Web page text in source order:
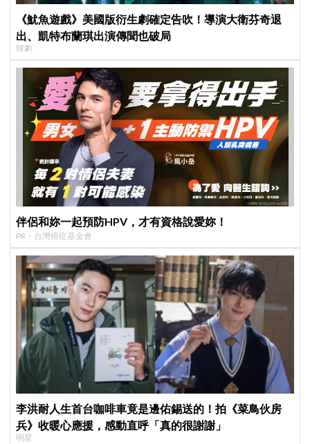
《魷魚遊戲》美國版衍生劇確定告吹！導演大衛芬奇退
出、凱特布蘭琪出演傳聞也破局
韓劇
伴侶和妳一起預防HPV，才有資格說愛妳！
PR・台灣癌症基金會
李洪耐人生首台咖啡車竟是邊佑錫送的！拍《菜鳥伙房
兵》收暖心應援，感動直呼「真的很謝謝」
明星